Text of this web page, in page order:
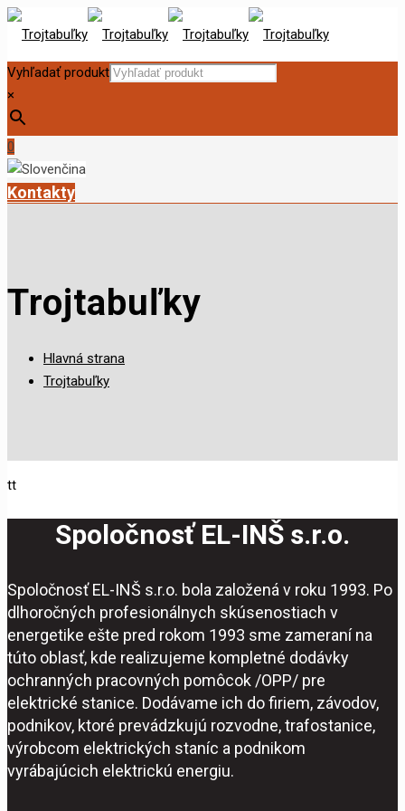
Vyhľadať produkt
×
0
Kontakty
Trojtabuľky
Hlavná strana
Trojtabuľky
tt
Spoločnosť EL-INŠ s.r.o.
Spoločnosť EL-INŠ s.r.o. bola založená v roku 1993. Po
dlhoročných profesionálnych skúsenostiach v
energetike ešte pred rokom 1993 sme zameraní na
túto oblasť, kde realizujeme kompletné dodávky
ochranných pracovných pomôcok /OPP/ pre
elektrické stanice. Dodávame ich do firiem, závodov,
podnikov, ktoré prevádzkujú rozvodne, trafostanice,
výrobcom elektrických staníc a podnikom
vyrábajúcich elektrickú energiu.